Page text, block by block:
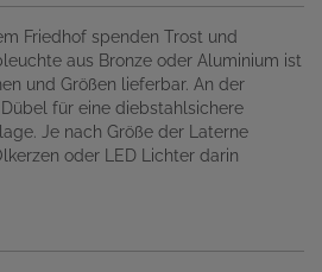
Friedhof spenden Trost und
aus Bronze oder Aluminium ist
und Größen lieferbar. An der
für eine diebstahlsichere
Je nach Größe der Laterne
oder LED Lichter darin